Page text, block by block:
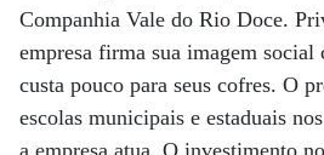
Companhia Vale do Rio Doce.
empresa firma sua imagem
custa pouco para seus cofres. O
escolas municipais e estaduais
a empresa atua. O investimento